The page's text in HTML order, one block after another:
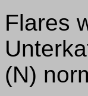
Flares
(N)